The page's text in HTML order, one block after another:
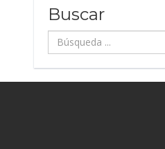
Buscar
Búsqueda
...